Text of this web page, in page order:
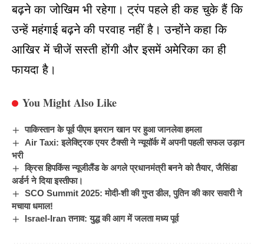
बढ़ने का जोखिम भी रहेगा।ट्रंप पहले ही कह चुके हैं कि
उन्हें महंगाई बढ़ने की परवाह नहीं है। उन्होंने कहा कि
आखिर में चीजें सस्ती होंगी और इसमें अमेरिका का ही
फायदा है।
You Might Also Like
पाकिस्तान के पूर्व पीएम इमरान खान पर हुआ जानलेवा हमला
Air Taxi: इलेक्ट्रिक एयर टैक्सी ने न्यूयॉर्क में अपनी पहली सफल उड़ान
भरी
क्रिस हिपकिंस न्यूजीलैंड के अगले प्रधानमंत्री बनने को तैयार, जैसिंडा
अर्डर्न ने दिया इस्तीफा।
SCO Summit 2025: मोदी-शी की गुप्त डील, पुतिन की कार सवारी ने
मचाया धमाल!
Israel-Iran तनाव: युद्ध की आग में जलता मध्य पूर्व